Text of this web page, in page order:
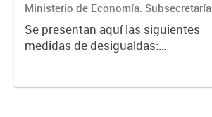
Ministerio de Economía. Subsecretaría
de Coordinación Económica y
Estadística. Dirección Provincial de
Estadística.
Se presentan aquí las siguientes
medidas de desigualdas:
cápita familira (Ipcf). Los datos